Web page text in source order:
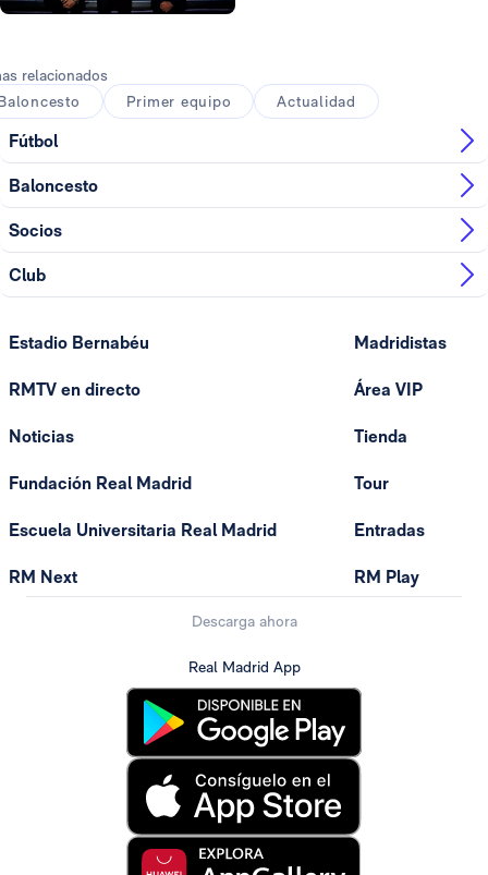
relacionados
Primer equipo Actualidad
Fútbol
Baloncesto
Socios
Club
Estadio Bernabéu
RMTV en directo
Noticias
Fundación Real Madrid
Escuela Universitaria Real Madrid
RM Next
Madridistas
Área VIP
Tienda
Tour
Entradas
RM Play
Descarga ahora
Real Madrid App